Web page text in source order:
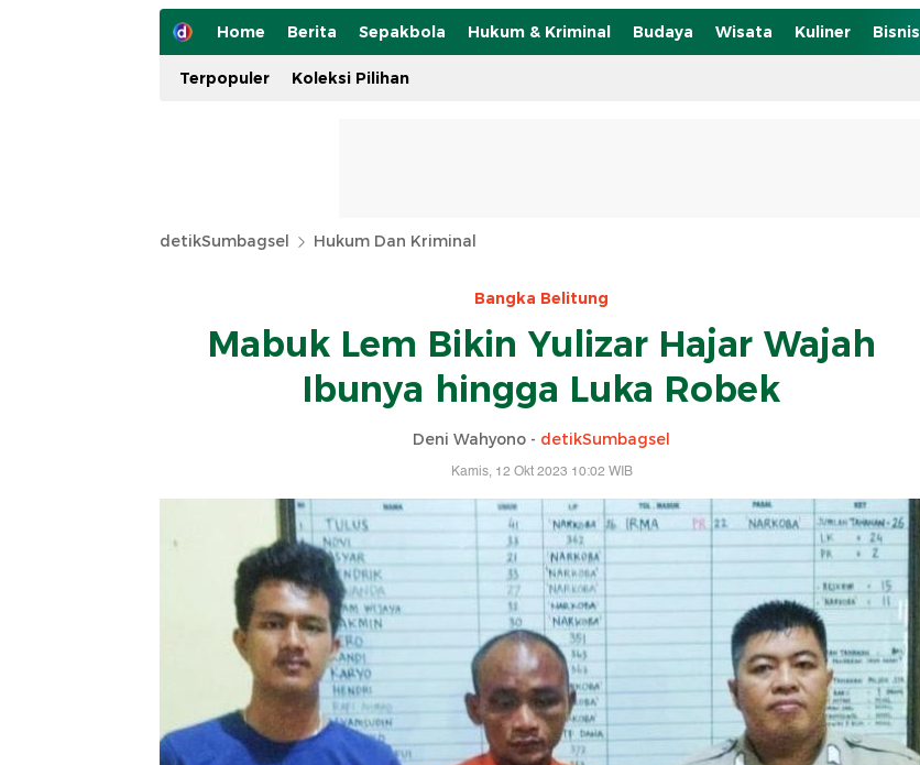
Home Berita Sepakbola Hukum & Kriminal Budaya Wisata Kuliner Bisnis
Terpopuler Koleksi Pilihan
detikSumbagsel Hukum Dan Kriminal
Bangka Belitung
Mabuk Lem Bikin Yulizar Hajar Wajah
Ibunya hingga Luka Robek
Deni Wahyono - detikSumbagsel
Kamis, 12 Okt 2023 10:02 WIB